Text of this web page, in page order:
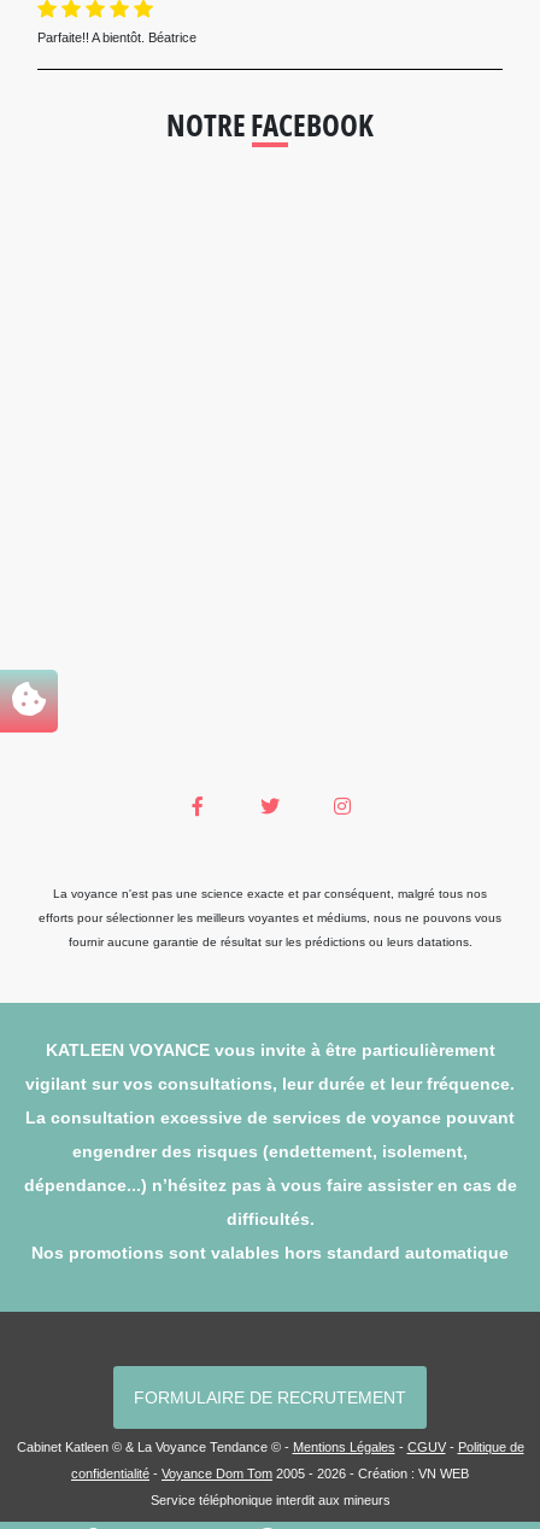
Parfaite!! A bientôt. Béatrice
NOTRE FACEBOOK
La voyance n'est pas une science exacte et par conséquent, malgré tous nos
efforts pour sélectionner les meilleurs voyantes et médiums, nous ne pouvons vous
fournir aucune garantie de résultat sur les prédictions ou leurs datations.
KATLEEN VOYANCE vous invite à être particulièrement
vigilant sur vos consultations, leur durée et leur fréquence.
La consultation excessive de services de voyance pouvant
engendrer des risques (endettement, isolement,
dépendance...) n’hésitez pas à vous faire assister en cas de
difficultés.
Nos promotions sont valables hors standard automatique
FORMULAIRE DE RECRUTEMENT
Cabinet Katleen © & La Voyance Tendance © - Mentions Légales - CGUV- Politique de
confidentialité - Voyance Dom Tom 2005 - 2026 - Création : VN WEB
Service téléphonique interdit aux mineurs